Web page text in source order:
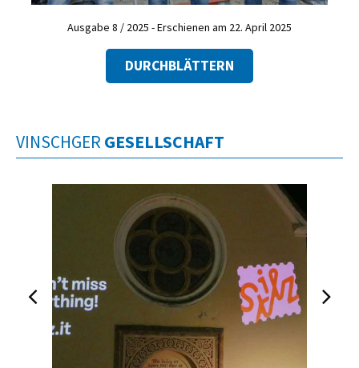
Ausgabe 8 / 2025 - Erschienen am 22. April 2025
DURCHBLÄTTERN
VINSCHGER GESELLSCHAFT